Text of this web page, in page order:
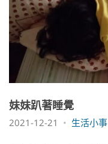
妹妹趴著睡覺
2021-12-21 生活小事